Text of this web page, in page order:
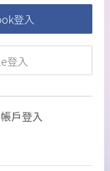
登入
登入
戶登入